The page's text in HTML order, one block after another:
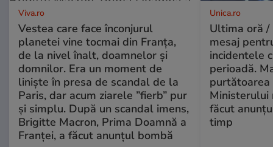
Viva.ro
Vestea care face înconjurul
planetei vine tocmai din Franța,
de la nivel înalt, doamnelor și
domnilor. Era un moment de
liniște în presa de scandal de la
Paris, dar acum ziarele ”fierb” pur
și simplu. După un scandal imens,
Brigitte Macron, Prima Doamnă a
Franței, a făcut anunțul bombă
Unica.ro
Ultima oră /
mesaj
incidentele
perioadă.
purtătoarea
Ministerului
făcut
timp